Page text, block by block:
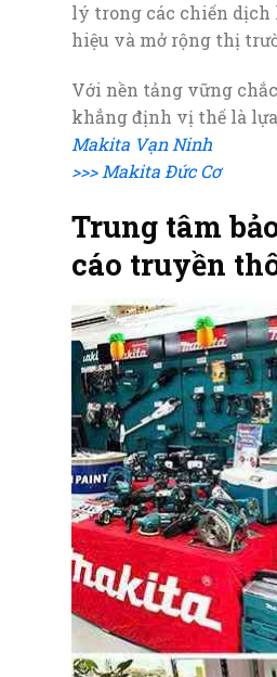
lý trong các chiến
hiệu và mở rộng thị
Với nền tảng vững
khẳng định vị thế là
Makita Vạn Ninh
>>> Makita Đức Cơ
Trung tâm
cáo truyền